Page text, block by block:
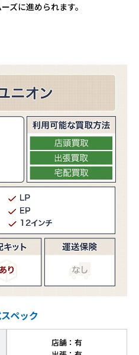
ズに進められます。
ペック
店舗：有